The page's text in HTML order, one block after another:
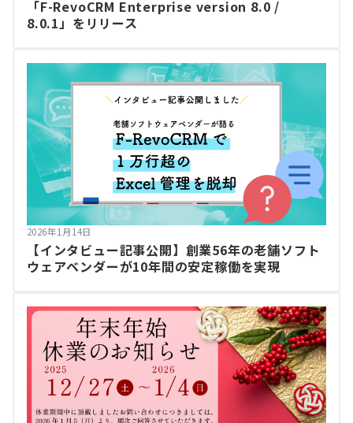
「F-RevoCRM Enterprise version 8.0 /
8.0.1」をリリース
2026年1月14日
【インタビュー記事公開】創業56年の老舗ソフト
ウェアベンダーが10年間の安定稼働を実現